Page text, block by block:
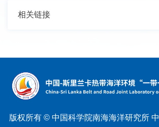
相关链接
版权所有 © 中国科学院南海海洋研究所